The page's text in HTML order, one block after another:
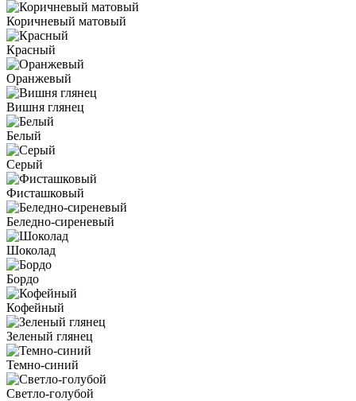
Коричневый матовый
Красный
Оранжевый
Вишня глянец
Белый
Серый
Фисташковый
Беледно-сиреневый
Шоколад
Бордо
Кофейный
Зеленый глянец
Темно-синий
Светло-голубой